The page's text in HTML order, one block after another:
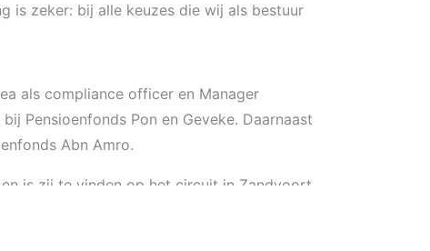
is zeker: bij alle keuzes die wij als bestuur
als compliance officer en Manager
Pensioenfonds Pon en Geveke. Daarnaast
Abn Amro.
is zij te vinden op het circuit in Zandvoort.